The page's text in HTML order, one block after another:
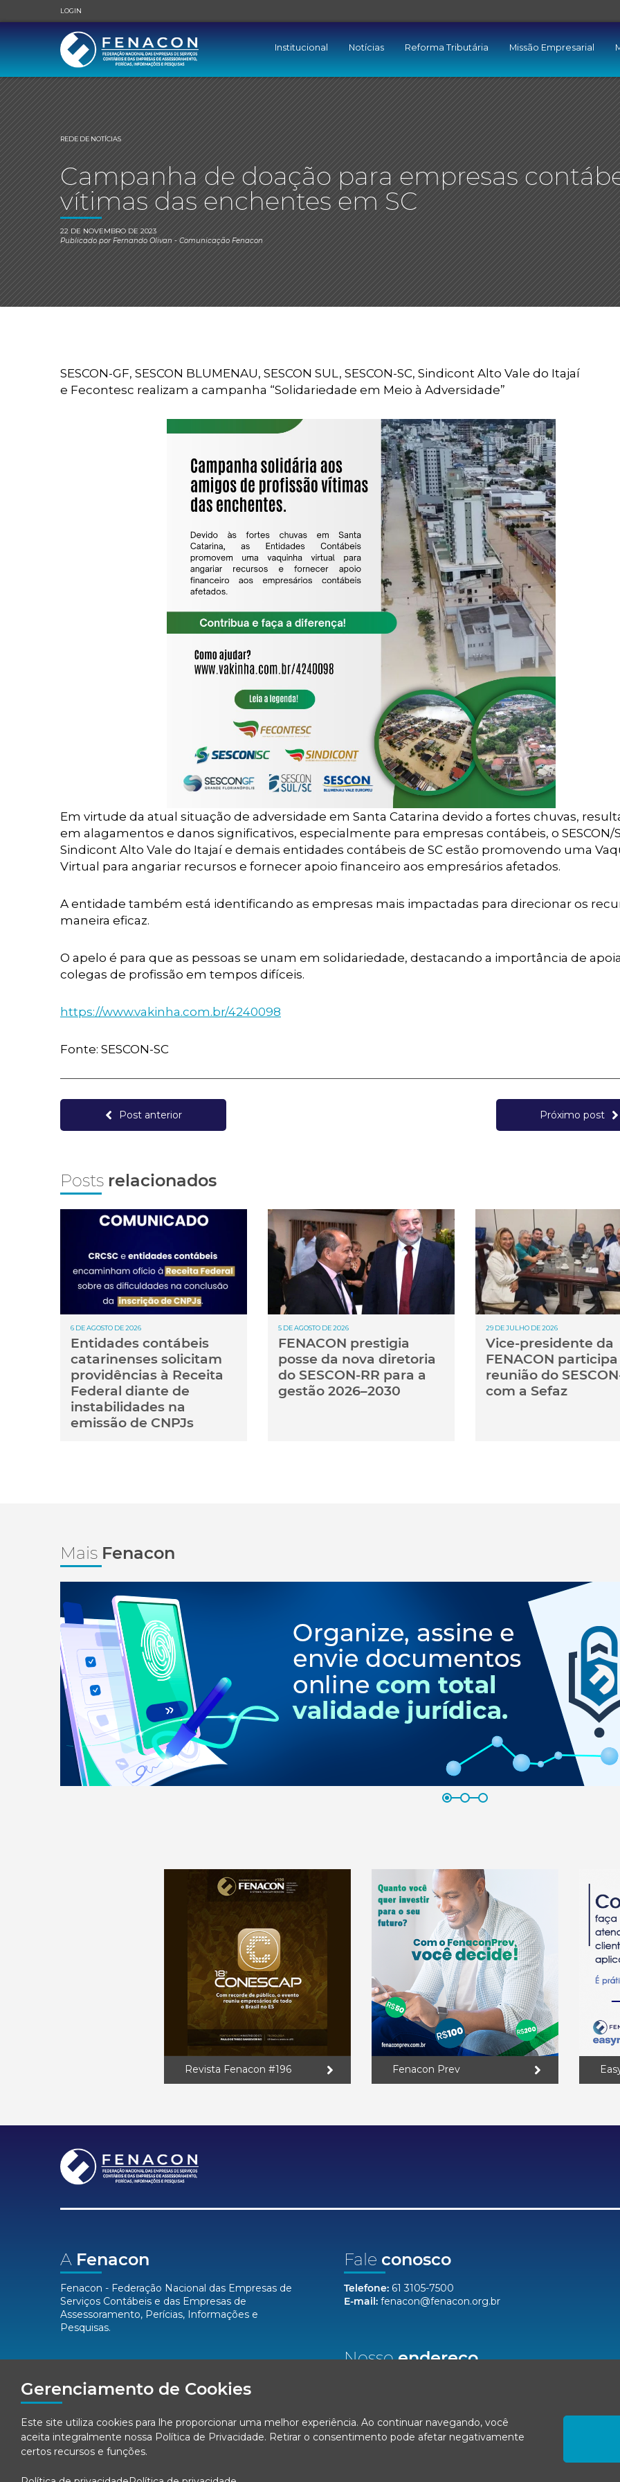
Gerenciamento de Cookies
Este site utiliza cookies para lhe proporcionar uma melhor experiência. Ao continuar navegando, você
aceita integralmente nossa Política de Privacidade. Retirar o consentimento pode afetar negativamente
certos recursos e funções.
LOGIN
Institucional Notícias Reforma Tributária Missão Empresarial
REDE DE NOTÍCIAS
Campanha de doação para empresas
vítimas das enchentes em SC
22 DE NOVEMBRO DE 2023
Publicado porFernando Olivan- Comunicação Fenacon
SESCON-GF, SESCON BLUMENAU, SESCON SUL, SESCON-SC, Sindicont Alto Vale do Itajaí
e Fecontesc realizam a campanha “Solidariedade em Meio à Adversidade”
Em virtude da atual situação de adversidade em Santa Catarina devido a fortes chuvas,
em alagamentos e danos significativos, especialmente para empresas contábeis, o SESCON/
Sindicont Alto Vale do Itajaí e demais entidades contábeis de SC estão promovendo uma
Virtual para angariar recursos e fornecer apoio financeiro aos empresários afetados.
A entidade também está identificando as empresas mais impactadas para direcionar os
maneira eficaz.
O apelo é para que as pessoas se unam em solidariedade, destacando a importância de
colegas de profissão em tempos difíceis.
https://www.vakinha.com.br/4240098
Fonte: SESCON-SC
Post anterior Próximo post
Posts relacionados
6 DE AGOSTO DE 2026
Entidades contábeis
catarinenses solicitam
providências à Receita
Federal diante de
instabilidades na
emissão de CNPJs
5 DE AGOSTO DE 2026
FENACON prestigia
posse da nova diretoria
do SESCON-RR para a
gestão 2026–2030
29 DE JULHO DE 2026
Vice-presidente da
FENACON
reunião do
com a Sefaz
Mais Fenacon
Revista Fenacon #196 Fenacon Prev
A Fenacon
Fenacon - Federação Nacional das Empresas de
Serviços Contábeis e das Empresas de
Assessoramento, Perícias, Informações e
Pesquisas.
MídiasSociais
Fale conosco
Telefone: 61 3105-7500
E-mail: fenacon@fenacon.org.br
Nossoendereço